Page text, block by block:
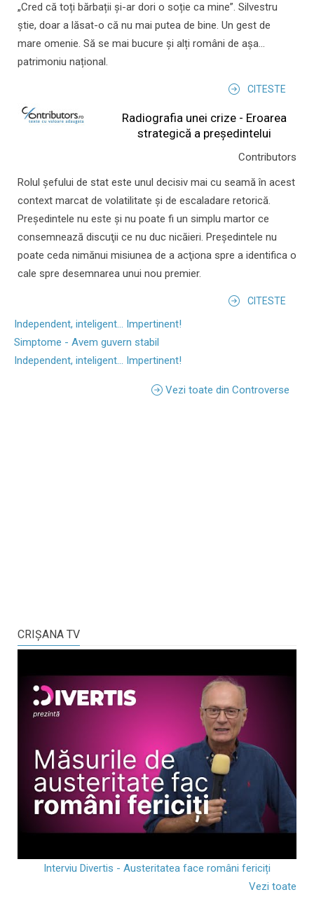
„Cred că toți bărbații și-ar dori o soție ca mine”. Silvestru
știe, doar a lăsat-o că nu mai putea de bine. Un gest de
mare omenie. Să se mai bucure și alți români de așa...
patrimoniu național.
CITESTE
Radiografia unei crize - Eroarea
strategică a președintelui
Contributors
Rolul şefului de stat este unul decisiv mai cu seamă în acest
context marcat de volatilitate şi de escaladare retorică.
Preşedintele nu este şi nu poate fi un simplu martor ce
consemnează discuţii ce nu duc nicăieri. Preşedintele nu
poate ceda nimănui misiunea de a acţiona spre a identifica o
cale spre desemnarea unui nou premier.
CITESTE
Independent, inteligent... Impertinent!
Simptome - Avem guvern stabil
Independent, inteligent... Impertinent!
Vezi toate din Controverse
CRIŞANA TV
Interviu Divertis - Austeritatea face români fericiți
Vezi toate